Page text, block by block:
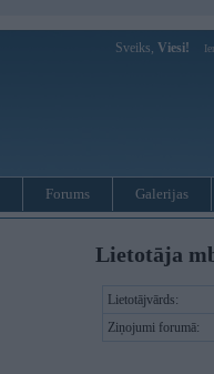
Sveiks, Viesi!
Forums Galerijas
Lietotāja
Lietotājvārds:
Ziņojumi forumā: